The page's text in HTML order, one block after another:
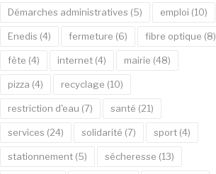
Démarches administratives (5) emploi (10)
Enedis (4) fermeture (6) fibre optique (8)
fête (4) internet(4) mairie (48)
pizza (4) recyclage (10)
restriction d'eau (7) santé (21)
services (24) solidarité (7) sport(4)
stationnement(5) sécheresse (13)